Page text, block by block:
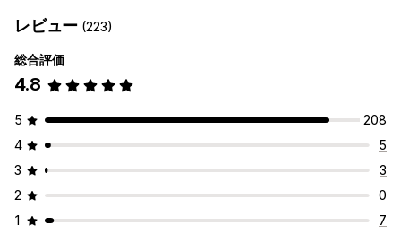
レビュー (223)
総合評価
4.8
5
208
4
5
3
3
2
0
1
7